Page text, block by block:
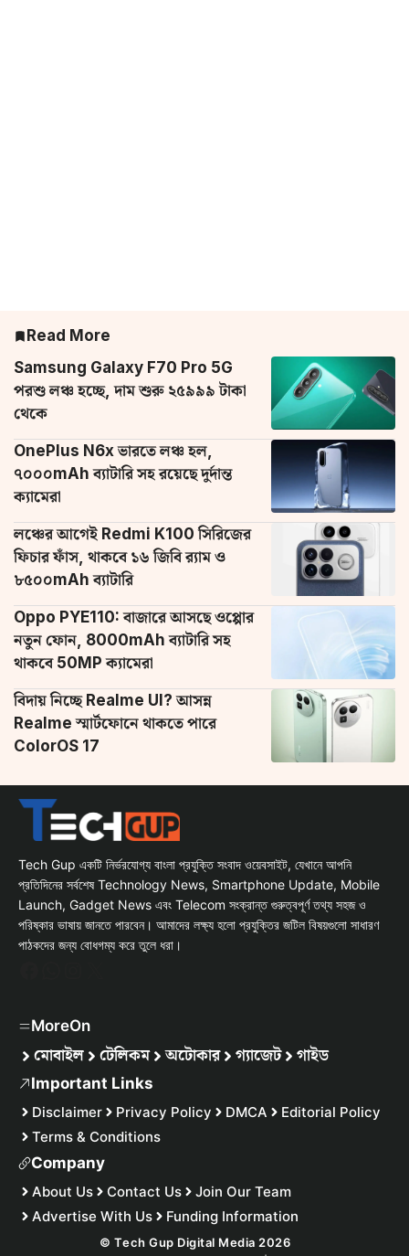
Read More
Samsung Galaxy F70 Pro 5G
পরশু লঞ্চ হচ্ছে, দাম শুরু ২৫৯৯৯ টাকা
থেকে
OnePlus N6x ভারতে লঞ্চ হল,
৭০০০mAh ব্যাটারি সহ রয়েছে দুর্দান্ত
ক্যামেরা
লঞ্চের আগেই Redmi K100 সিরিজের
ফিচার ফাঁস, থাকবে ১৬ জিবি র‌্যাম ও
৮৫০০mAh ব্যাটারি
Oppo PYE110: বাজারে আসছে ওপ্পোর
নতুন ফোন, 8000mAh ব্যাটারি সহ
থাকবে 50MP ক্যামেরা
বিদায় নিচ্ছে Realme UI? আসন্ন
Realme স্মার্টফোনে থাকতে পারে
ColorOS 17
Tech Gup একটি নির্ভরযোগ্য বাংলা প্রযুক্তি সংবাদ ওয়েবসাইট, যেখানে আপনি
প্রতিদিনের সর্বশেষ Technology News, Smartphone Update, Mobile
Launch, Gadget News এবং Telecom সংক্রান্ত গুরুত্বপূর্ণ তথ্য সহজ ও
পরিষ্কার ভাষায় জানতে পারবেন। আমাদের লক্ষ্য হলো প্রযুক্তির জটিল বিষয়গুলো সাধারণ
পাঠকদের জন্য বোধগম্য করে তুলে ধরা।
MoreOn
মোবাইল টেলিকম অটোকার গ্যাজেট গাইড
Important Links
Disclaimer Privacy Policy DMCA
Editorial Policy
Terms & Conditions
Company
About Us Contact Us
Join Our Team
Advertise With Us
Funding Information
© Tech Gup Digital Media 2026